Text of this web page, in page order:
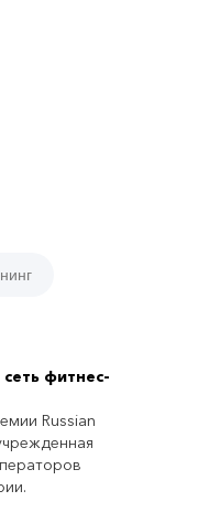
фитнес-
Russian